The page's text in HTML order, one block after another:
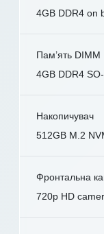
4GB DDR4 on
Пам’ять DIMM
4GB DDR4
Накопичувач
512GB M.2
Фронтальна
720p HD